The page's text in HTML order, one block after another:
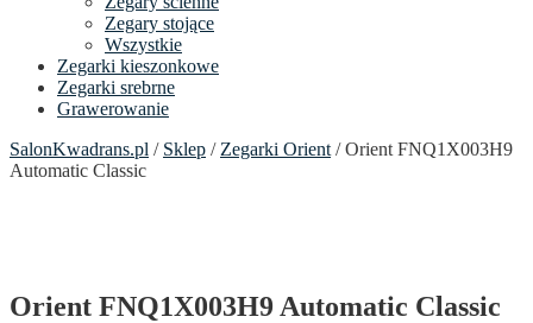
Zegary stojące
Wszystkie
Zegarki kieszonkowe
Zegarki srebrne
Grawerowanie
SalonKwadrans.pl / Sklep / Zegarki Orient / Orient FNQ1X003H9
Automatic Classic
Orient FNQ1X003H9 Automatic Classic